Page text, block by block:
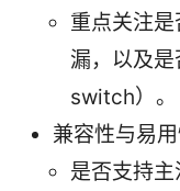
重点关注
漏，以及
switch）。
兼容性与易
是否支持